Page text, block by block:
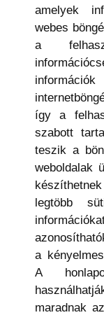
amelyek
webes
a
így a
szabott
teszik a
weboldalak
legtöbb
a
A
maradnak